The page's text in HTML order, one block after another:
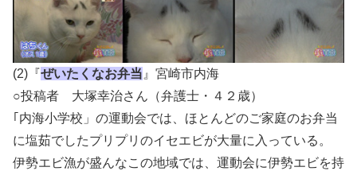
(2)『ぜいたく なお弁当 』宮崎市内海
○投稿者 大塚幸治さん（弁護士・４２歳）
｢内海小学校」の運動会では、ほとんどのご家庭のお弁当
に塩茹でしたプリプリのイセエビが大量に入っている。
伊勢エビ漁が盛んなこの地域では、運動会に伊勢エビを持